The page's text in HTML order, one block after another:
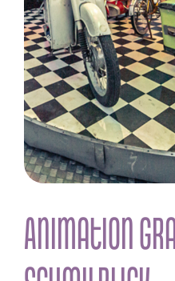
Animation